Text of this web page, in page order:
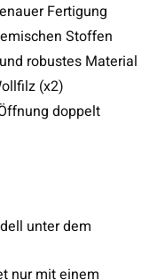
Fertigung
Stoffen
robustes Material
(x2)
doppelt
unter dem
nur mit einem